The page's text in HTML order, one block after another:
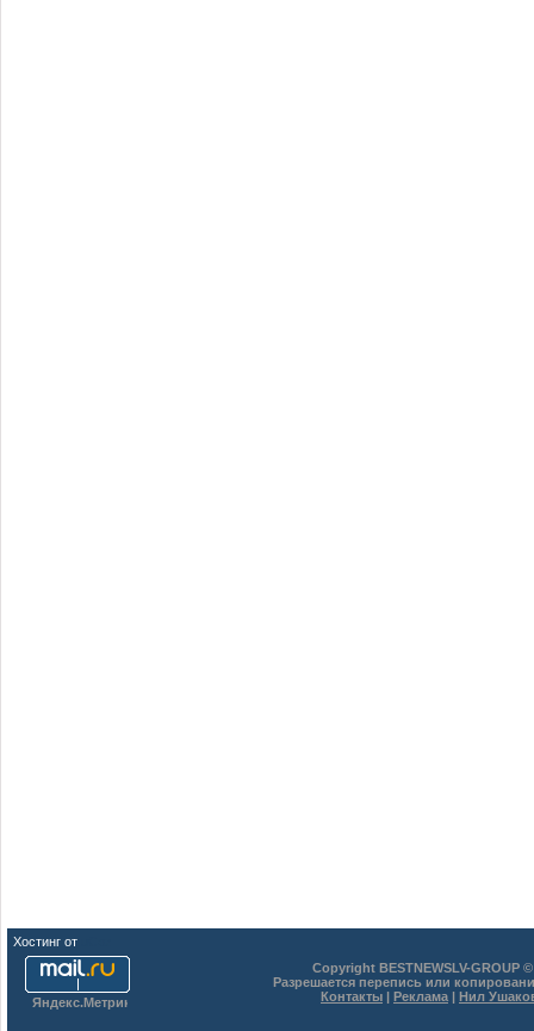
Хостинг от
Copyright BESTNEWSLV-GROUP
Разрешается перепись или
Контакты | Реклама | Нил